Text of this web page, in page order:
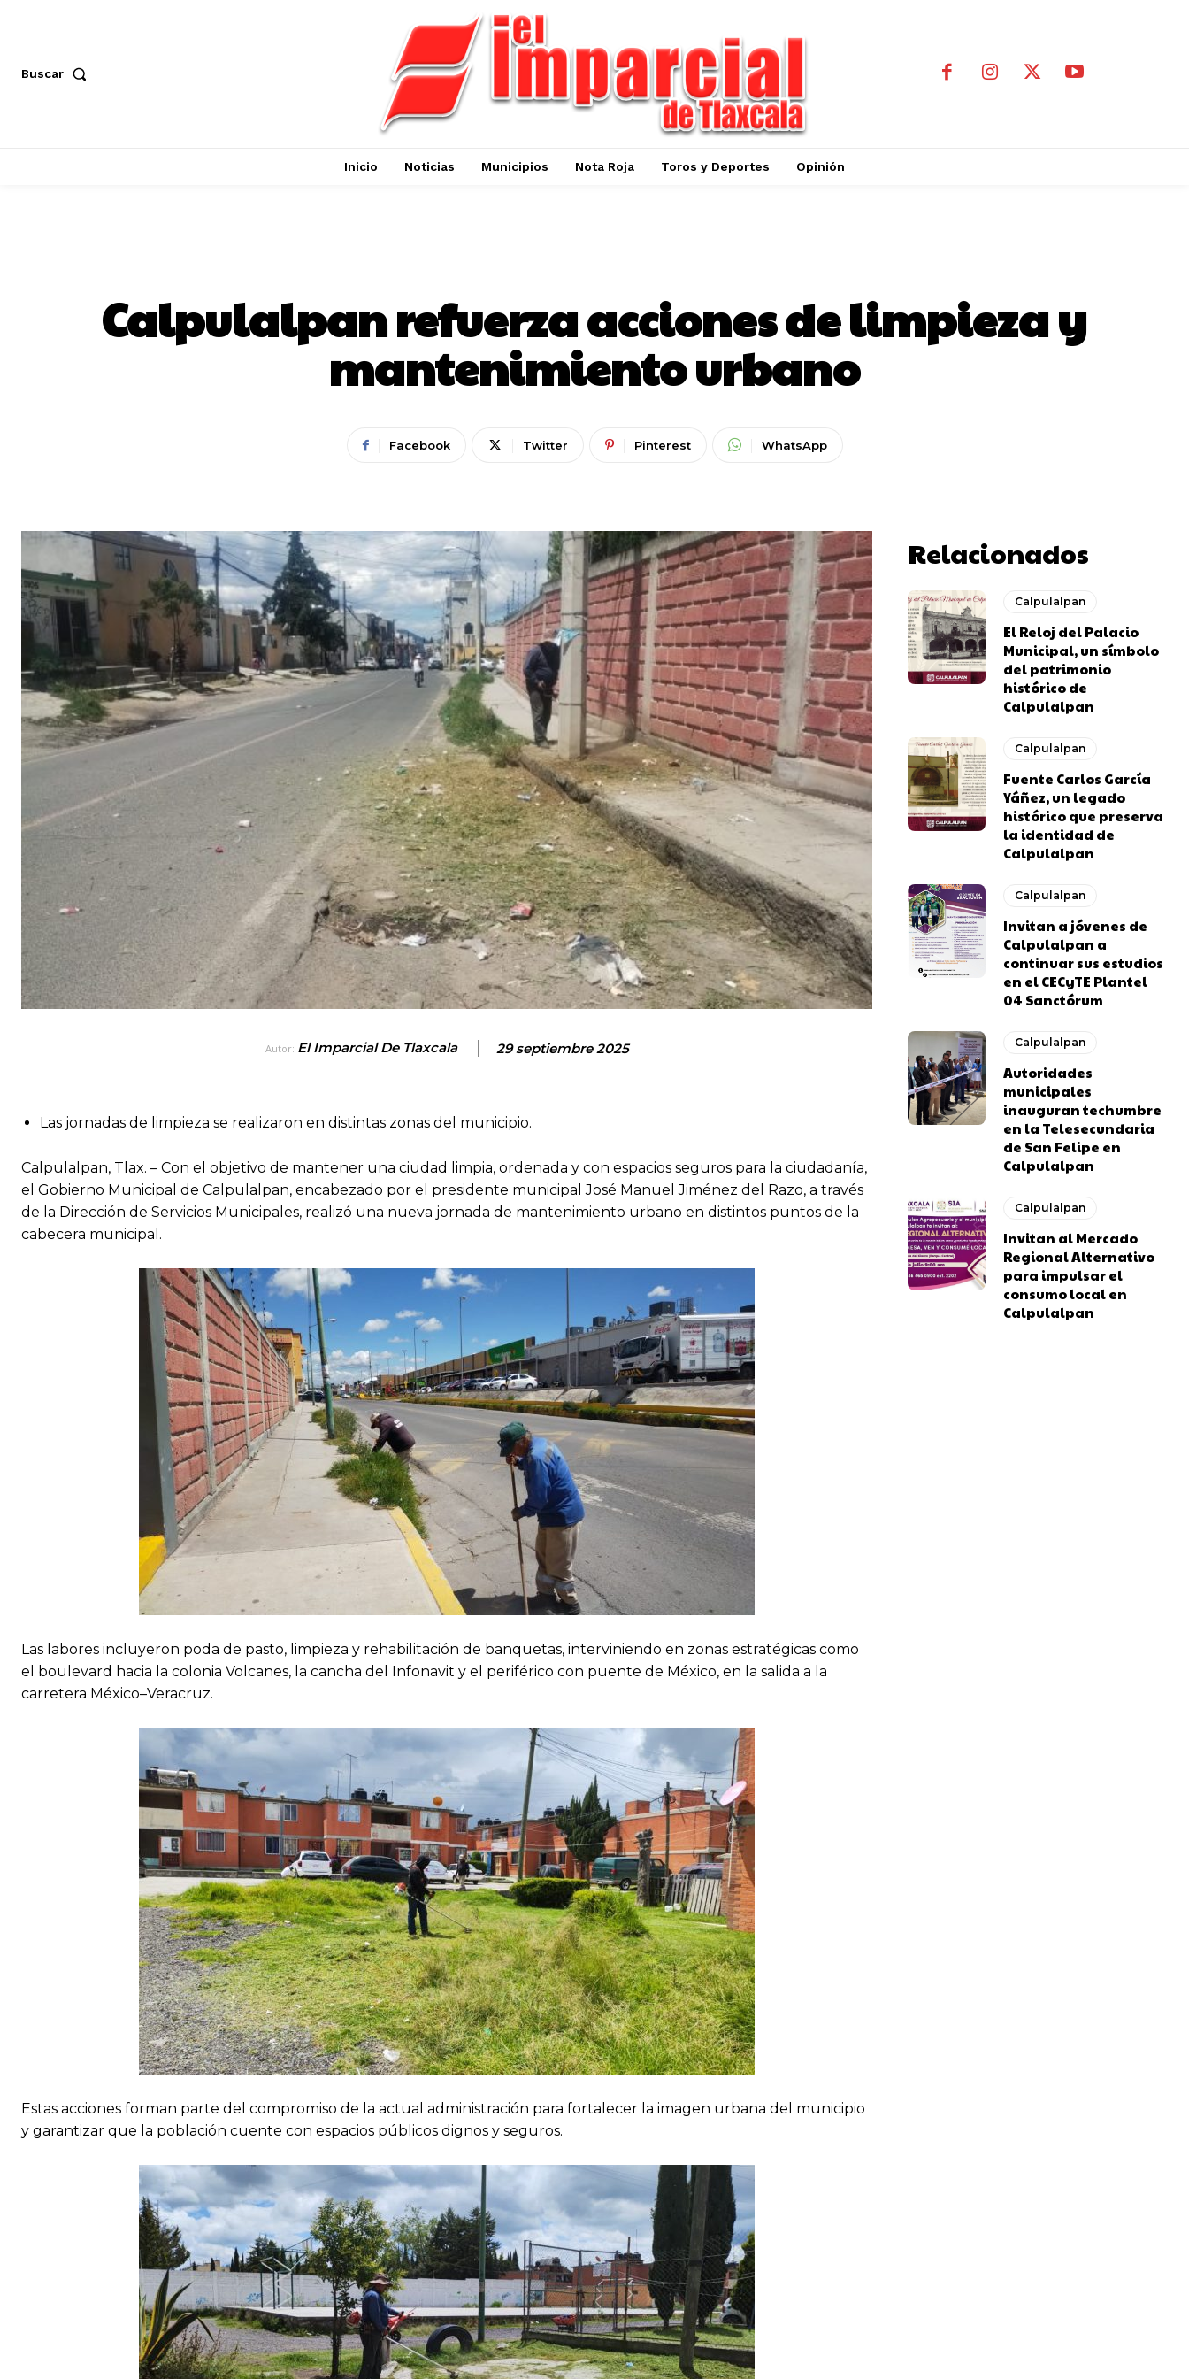
Buscar
Inicio Noticias Municipios Nota Roja Toros y Deportes Opinión
Calpulalpan refuerza acciones de limpieza y
mantenimiento urbano
Facebook Twitter Pinterest WhatsApp
Autor: El Imparcial De Tlaxcala 29 septiembre 2025
Las jornadas de limpieza se realizaron en distintas zonas del municipio.
Calpulalpan, Tlax. – Con el objetivo de mantener una ciudad limpia, ordenada y con espacios seguros para la ciudadanía,
el Gobierno Municipal de Calpulalpan, encabezado por el presidente municipal José Manuel Jiménez del Razo, a través
de la Dirección de Servicios Municipales, realizó una nueva jornada de mantenimiento urbano en distintos puntos de la
cabecera municipal.
Las labores incluyeron poda de pasto, limpieza y rehabilitación de banquetas, interviniendo en zonas estratégicas como
el boulevard hacia la colonia Volcanes, la cancha del Infonavit y el periférico con puente de México, en la salida a la
carretera México–Veracruz.
Estas acciones forman parte del compromiso de la actual administración para fortalecer la imagen urbana del municipio
y garantizar que la población cuente con espacios públicos dignos y seguros.
Relacionados
Calpulalpan
El Reloj del Palacio
Municipal, un símbolo
del patrimonio
histórico de
Calpulalpan
Calpulalpan
Fuente Carlos García
Yáñez, un legado
histórico que preserva
la identidad de
Calpulalpan
Calpulalpan
Invitan a jóvenes de
Calpulalpan a
continuar sus estudios
en el CECyTE Plantel
04 Sanctórum
Calpulalpan
Autoridades
municipales
inauguran techumbre
en la Telesecundaria
de San Felipe en
Calpulalpan
Calpulalpan
Invitan al Mercado
Regional Alternativo
para impulsar el
consumo local en
Calpulalpan